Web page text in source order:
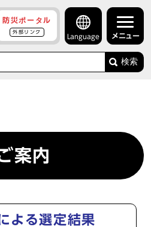
防災ポータル
外部リンク
Language メニュー
検索
案内
よる選定結果